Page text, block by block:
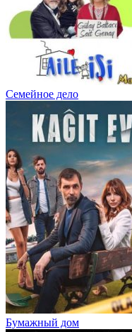
Семейное дело
Бумажный дом